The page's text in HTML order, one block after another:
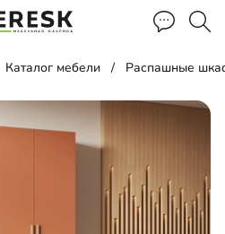
Каталог мебели Распашные